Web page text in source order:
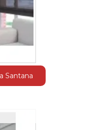
Santana